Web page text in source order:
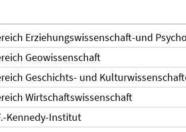
Erziehungswissenschaft-und
Geowissenschaft
Geschichts- und
Wirtschaftswissenschaft
Kennedy-Institut